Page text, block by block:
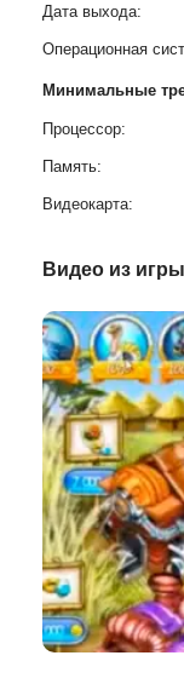
Дата выхода:
Операционная
Минимальные
Процессор:
Память:
Видеокарта:
Видео из игры